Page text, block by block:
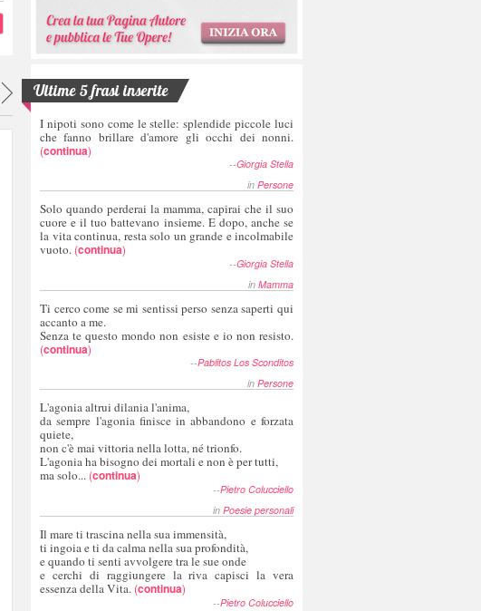
Ultime 5 frasi inserite
I nipoti sono come le stelle: splendide piccole luci
che fanno brillare d'amore gli occhi dei nonni.
(continua)
--Giorgia Stella
in Persone
Solo quando perderai la mamma, capirai che il suo
cuore e il tuo battevano insieme. E dopo, anche se
la vita continua, resta solo un grande e incolmabile
vuoto. (continua)
--Giorgia Stella
in Mamma
Ti cerco come se mi sentissi perso senza saperti qui
accanto a me.
Senza te questo mondo non esiste e io non resisto.
(continua)
--Pablitos Los Sconditos
in Persone
L'agonia altrui dilania l'anima,
da sempre l'agonia finisce in abbandono e forzata
quiete,
non c'è mai vittoria nella lotta, né trionfo.
L'agonia ha bisogno dei mortali e non è per tutti,
ma solo... (continua)
--Pietro Colucciello
in Poesie personali
Il mare ti trascina nella sua immensità,
ti ingoia e ti da calma nella sua profondità,
e quando ti senti avvolgere tra le sue onde
e cerchi di raggiungere la riva capisci la vera
essenza della Vita. (continua)
--Pietro Colucciello